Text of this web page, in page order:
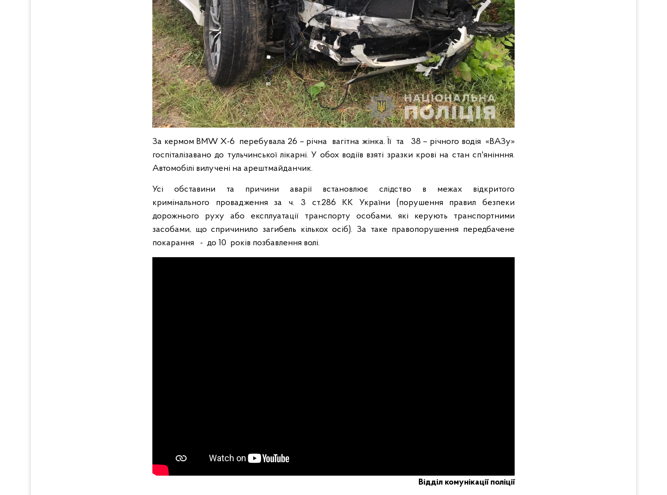
За кермом BMW X-6 перебувала 26 – річна вагітна жінка. Її та 38 – річного водія «ВАЗу»
госпіталізавано до тульчинської лікарні. У обох водіїв взяті зразки крові на стан сп'янінння.
Автомобілі вилучені на арештмайданчик.
Усі обставини та причини аварії встановлює слідство в межах відкритого
кримінального провадження за ч. 3 ст.286 КК України (порушення правил безпеки
дорожнього руху або експлуатації транспорту особами, які керують транспортними
засобами, що спричинило загибель кількох осіб). За таке правопорушення передбачене
покарання - до 10 років позбавлення волі.
Відділ комунікації поліції